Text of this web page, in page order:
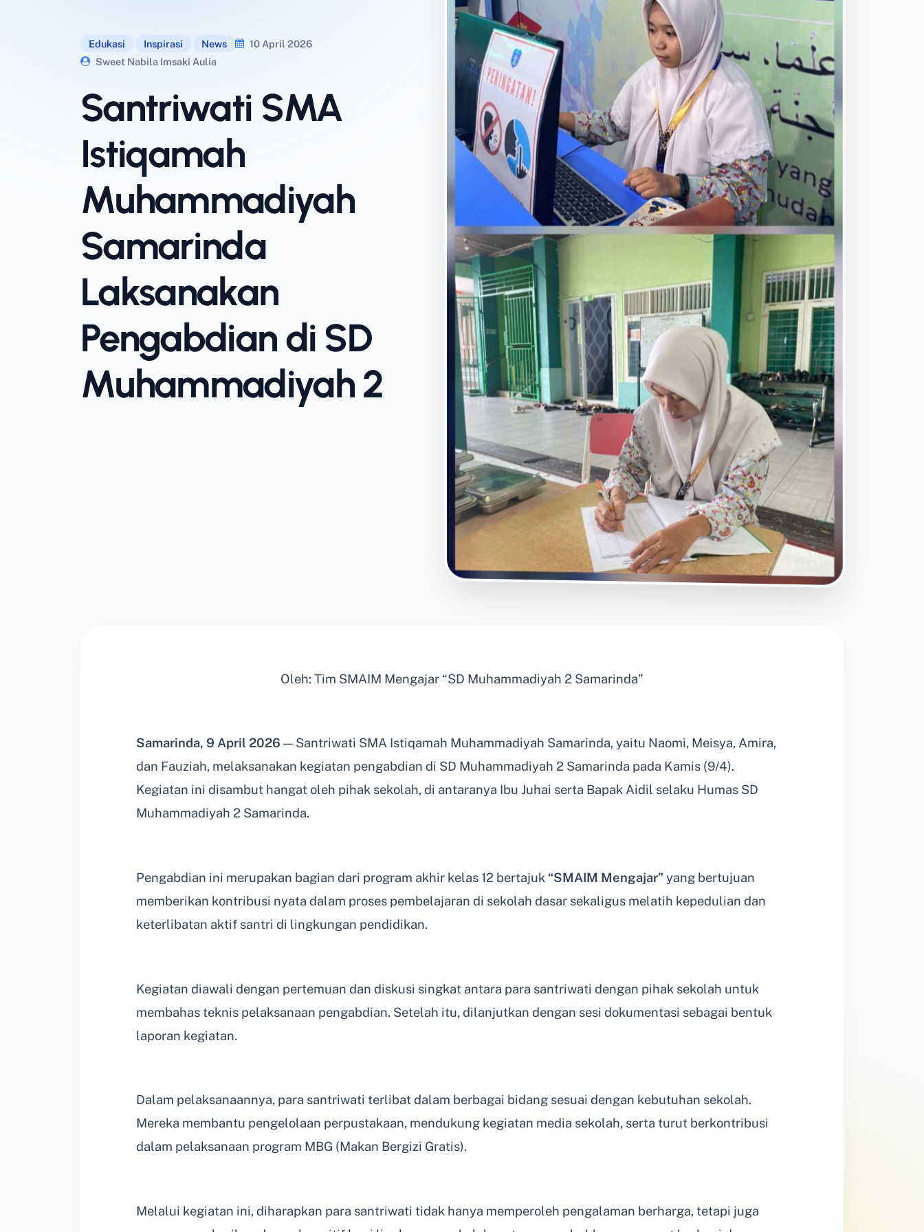
Edukasi Inspirasi News
10 April 2026
Sweet Nabila Imsaki Aulia
Santriwati SMA
Istiqamah
Muhammadiyah
Samarinda
Laksanakan
Pengabdian di SD
Muhammadiyah 2
Oleh: Tim SMAIM Mengajar “SD Muhammadiyah 2 Samarinda”
Samarinda, 9 April 2026 — Santriwati SMA Istiqamah Muhammadiyah Samarinda, yaitu Naomi, Meisya, Amira,
dan Fauziah, melaksanakan kegiatan pengabdian di SD Muhammadiyah 2 Samarinda pada Kamis (9/4).
Kegiatan ini disambut hangat oleh pihak sekolah, di antaranya Ibu Juhai serta Bapak Aidil selaku Humas SD
Muhammadiyah 2 Samarinda.
Pengabdian ini merupakan bagian dari program akhir kelas 12 bertajuk“SMAIM Mengajar”yang bertujuan
memberikan kontribusi nyata dalam proses pembelajaran di sekolah dasar sekaligus melatih kepedulian dan
keterlibatan aktif santri di lingkungan pendidikan.
Kegiatan diawali dengan pertemuan dan diskusi singkat antara para santriwati dengan pihak sekolah untuk
membahas teknis pelaksanaan pengabdian. Setelah itu, dilanjutkan dengan sesi dokumentasi sebagai bentuk
laporan kegiatan.
Dalam pelaksanaannya, para santriwati terlibat dalam berbagai bidang sesuai dengan kebutuhan sekolah.
Mereka membantu pengelolaan perpustakaan, mendukung kegiatan media sekolah, serta turut berkontribusi
dalam pelaksanaan program MBG (Makan Bergizi Gratis).
Melalui kegiatan ini, diharapkan para santriwati tidak hanya memperoleh pengalaman berharga, tetapi juga